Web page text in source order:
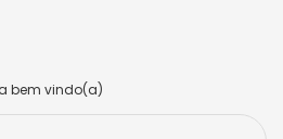
bem vindo(a)